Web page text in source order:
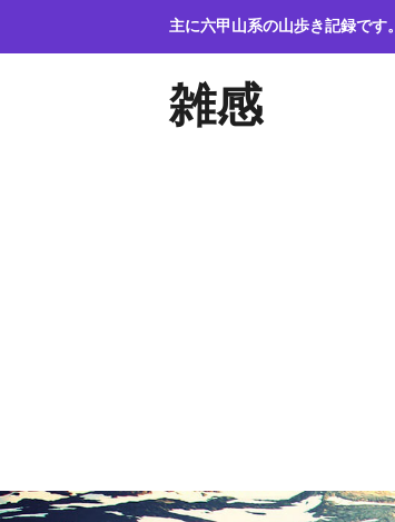
主に六甲山系の山歩き記録です。
雑感